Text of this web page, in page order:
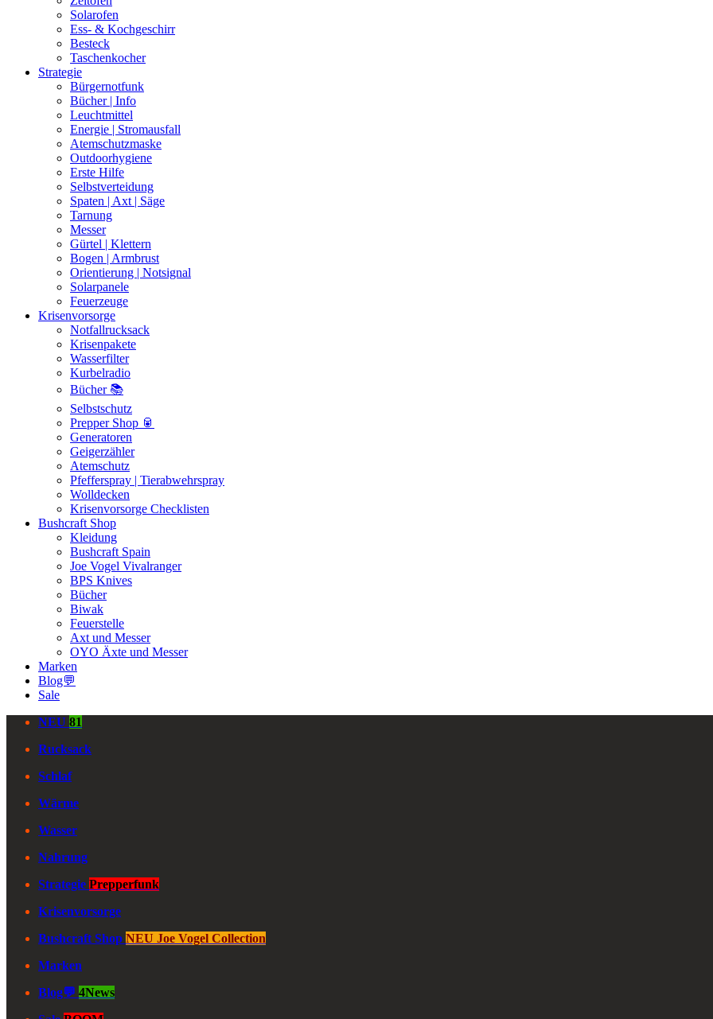
Solarofen
Ess- & Kochgeschirr
Besteck
Taschenkocher
Strategie
Bürgernotfunk
Bücher | Info
Leuchtmittel
Energie | Stromausfall
Atemschutzmaske
Outdoorhygiene
Erste Hilfe
Selbstverteidung
Spaten | Axt | Säge
Tarnung
Messer
Gürtel | Klettern
Bogen | Armbrust
Orientierung | Notsignal
Solarpanele
Feuerzeuge
Krisenvorsorge
Notfallrucksack
Krisenpakete
Wasserfilter
Kurbelradio
Bücher 📚
Selbstschutz
Prepper Shop 🥫
Generatoren
Geigerzähler
Atemschutz
Pfefferspray | Tierabwehrspray
Wolldecken
Krisenvorsorge Checklisten
Bushcraft Shop
Kleidung
Bushcraft Spain
Joe Vogel Vivalranger
BPS Knives
Bücher
Biwak
Feuerstelle
Axt und Messer
OYO Äxte und Messer
Marken
Blog💬
Sale
NEU 81
Rucksack
Schlaf
Wärme
Wasser
Nahrung
Strategie Prepperfunk
Krisenvorsorge
Bushcraft Shop NEU Joe Vogel Collection
Marken
Blog💬 4News